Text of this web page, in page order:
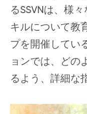
るSSVNは、様
キルについて教
プを開催してい
ョンでは、どの
るよう、詳細な